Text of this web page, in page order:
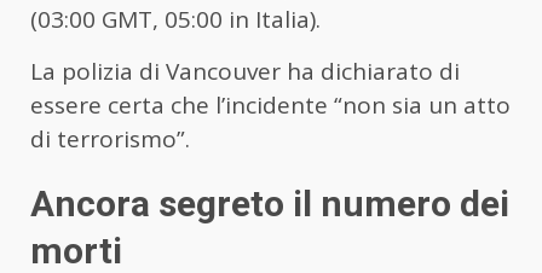
(03:00 GMT, 05:00 in Italia).
La ​​polizia di Vancouver ha dichiarato di
essere certa che l’incidente “non sia un atto
di terrorismo”.
Ancora segreto il numero dei
morti